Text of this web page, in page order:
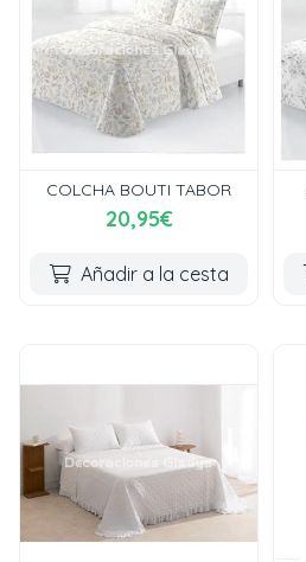
COLCHA BOUTI TABOR
20,95€
Añadir a la cesta